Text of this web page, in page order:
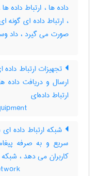
داده ها ، ارتباط داده
، ارتباط داده ای گونه
صورت می گیرد ، داد
تجهیزات ارتباط
ارسال و دریافت
ارتباط داده‌ای
شبکه ارتباط داده
سریع و به صرفه
کاربران می دهد ، شبکه